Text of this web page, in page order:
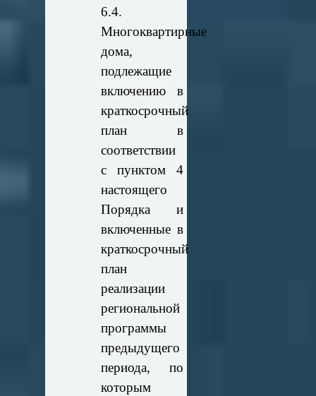
6.4.
Многоквартирные
дома,
подлежащие
включению в
краткосрочный
план в
соответствии
с пунктом 4
настоящего
Порядка и
включенные в
краткосрочный
план
реализации
региональной
программы
предыдущего
периода, по
которым